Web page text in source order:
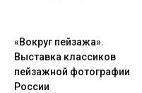
«Вокруг пейзажа».
Выставка классиков
пейзажной фотографии
России